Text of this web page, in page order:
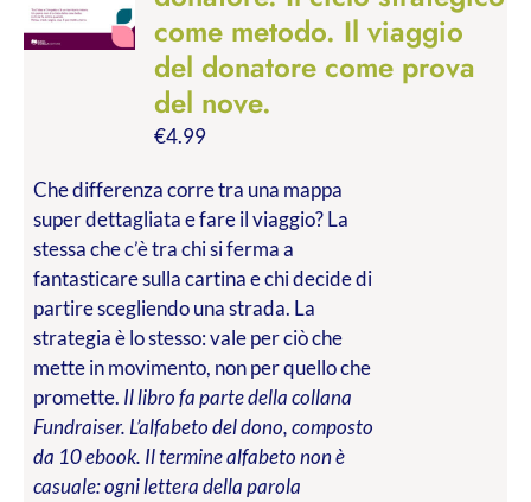
come metodo. Il viaggio
del donatore come prova
del nove.
€4.99
Che differenza corre tra una mappa
super dettagliata e fare il viaggio? La
stessa che c’è tra chi si ferma a
fantasticare sulla cartina e chi decide di
partire scegliendo una strada. La
strategia è lo stesso: vale per ciò che
mette in movimento, non per quello che
promette. Il libro fa parte della collana
Fundraiser. L’alfabeto del dono, composto
da 10 ebook. Il termine alfabeto non è
casuale: ogni lettera della parola